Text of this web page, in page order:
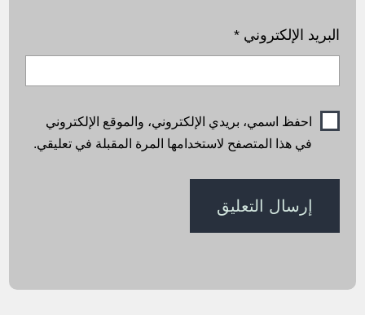
البريد الإلكتروني*
احفظ اسمي، بريدي الإلكتروني، والموقع الإلكتروني
في هذا المتصفح لاستخدامها المرة المقبلة في تعليقي.